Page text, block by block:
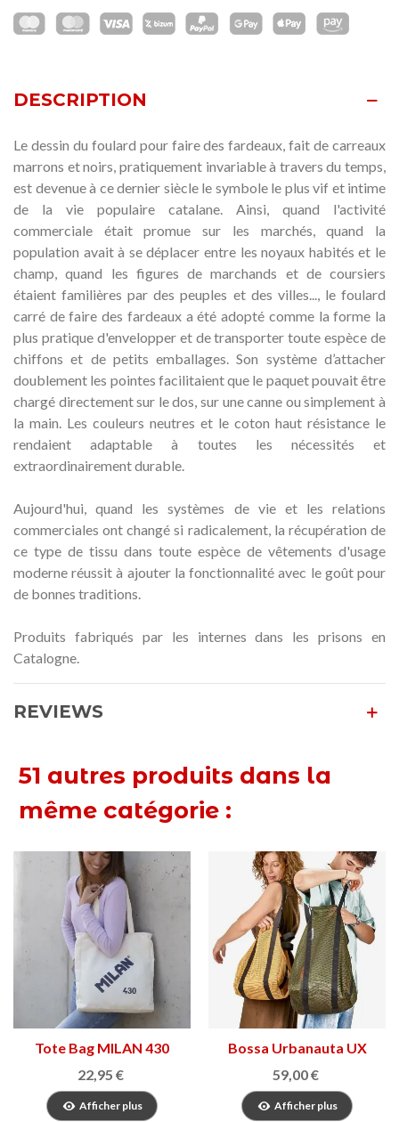
DESCRIPTION
Le dessin du foulard pour faire des fardeaux, fait de carreaux
marrons et noirs, pratiquement invariable à travers du temps,
est devenue à ce dernier siècle le symbole le plus vif et intime
de la vie populaire catalane. Ainsi, quand l'activité
commerciale était promue sur les marchés, quand la
population avait à se déplacer entre les noyaux habités et le
champ, quand les figures de marchands et de coursiers
étaient familières par des peuples et des villes..., le foulard
carré de faire des fardeaux a été adopté comme la forme la
plus pratique d'envelopper et de transporter toute espèce de
chiffons et de petits emballages. Son système d’attacher
doublement les pointes facilitaient que le paquet pouvait être
chargé directement sur le dos, sur une canne ou simplement à
la main. Les couleurs neutres et le coton haut résistance le
rendaient adaptable à toutes les nécessités et
extraordinairement durable.
Aujourd'hui, quand les systèmes de vie et les relations
commerciales ont changé si radicalement, la récupération de
ce type de tissu dans toute espèce de vêtements d'usage
moderne réussit à ajouter la fonctionnalité avec le goût pour
de bonnes traditions.
Produits fabriqués par les internes dans les prisons en
Catalogne.
REVIEWS
51 autres produits dans la
même catégorie :
Tote Bag MILAN 430
22,95 €
Afficher plus
Bossa Urbanauta UX
59,00 €
Afficher plus